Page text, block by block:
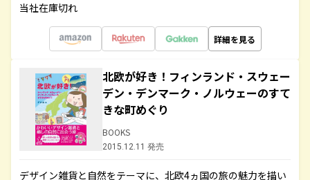
当社在庫切れ
詳細を見る
北欧が好き！フィンランド・スウェー
デン・デンマーク・ノルウェーのすて
きな町めぐり
BOOKS
2015.12.11 発売
デザイン雑貨と自然をテーマに、北欧4ヵ国の旅の魅力を描い